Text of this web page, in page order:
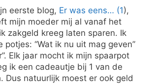
eerste blog, Er was eens… (1),
mijn moeder mij al vanaf het
zakgeld kreeg laten sparen. Ik
potjes: “Wat ik nu uit mag geven”
Elk jaar mocht ik mijn spaarpot
ik een cadeautje bij 1 van de
Dus natuurlijk moest er ook geld